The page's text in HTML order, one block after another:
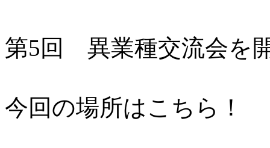
第5回 異業種交流会を
今回の場所はこちら！